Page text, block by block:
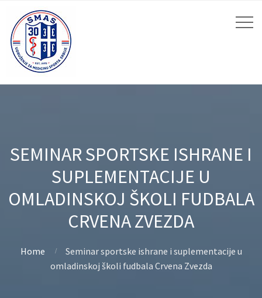
SEMINAR SPORTSKE ISHRANE I
SUPLEMENTACIJE U
OMLADINSKOJ ŠKOLI FUDBALA
CRVENA ZVEZDA
Home
Seminar sportske ishrane i suplementacije u
omladinskoj školi fudbala Crvena Zvezda